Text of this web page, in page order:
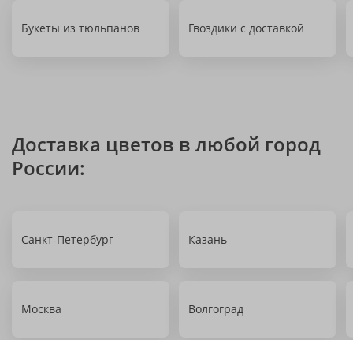
Букеты из тюльпанов Гвоздики с доставкой
Доставка цветов в любой город
России:
Санкт-Петербург Казань
Москва Волгоград